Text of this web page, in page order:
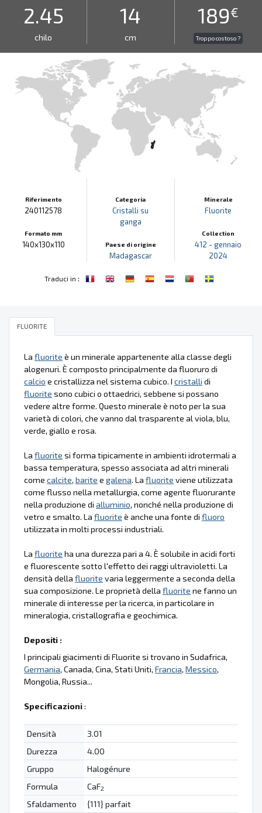
2.45
chilo
14
cm
189€
Troppo costoso ?
Riferimento
240112578
Formato mm
140x130x110
Categoria
Cristalli su
ganga
Paese di origine
Madagascar
Minerale
Fluorite
Collection
412 - gennaio
2024
Traduci in :
FLUORITE
La fluorite è un minerale appartenente alla classe degli
alogenuri. È composto principalmente da fluoruro di
calcio e cristallizza nel sistema cubico. I cristalli di
fluorite sono cubici o ottaedrici, sebbene si possano
vedere altre forme. Questo minerale è noto per la sua
varietà di colori, che vanno dal trasparente al viola, blu,
verde, giallo e rosa.
La fluorite si forma tipicamente in ambienti idrotermali a
bassa temperatura, spesso associata ad altri minerali
come calcite, barite e galena. La fluorite viene utilizzata
come flusso nella metallurgia, come agente fluorurante
nella produzione di alluminio, nonché nella produzione di
vetro e smalto. La fluorite è anche una fonte di fluoro
utilizzata in molti processi industriali.
La fluorite ha una durezza pari a 4. È solubile in acidi forti
e fluorescente sotto l'effetto dei raggi ultravioletti. La
densità della fluorite varia leggermente a seconda della
sua composizione. Le proprietà della fluorite ne fanno un
minerale di interesse per la ricerca, in particolare in
mineralogia, cristallografia e geochimica.
Depositi :
I principali giacimenti di Fluorite si trovano in Sudafrica,
Germania, Canada, Cina, Stati Uniti, Francia, Messico,
Mongolia, Russia...
Specificazioni:
Densità
3.01
Durezza
4.00
Gruppo
Halogénure
Formula
CaF2
Sfaldamento
{111} parfait